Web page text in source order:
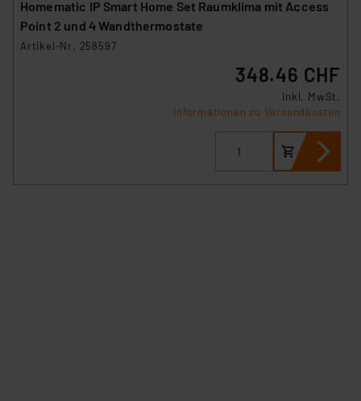
Homematic IP Smart Home Set Raumklima mit Access
Point 2 und 4 Wandthermostate
Artikel-Nr. 258597
348.46 CHF
inkl. MwSt.
Informationen zu Versandkosten